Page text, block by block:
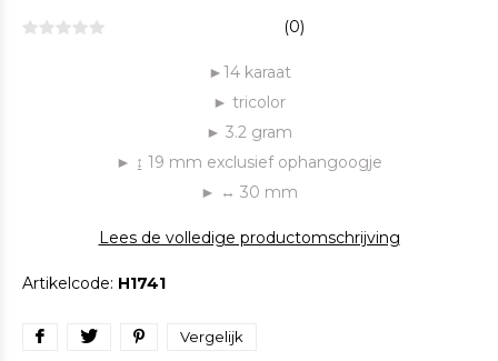
(0)
►14 karaat
► tricolor
► 3.2 gram
► ↨ 19 mm exclusief ophangoogje
► ↔ 30 mm
Lees de volledige productomschrijving
Artikelcode: H1741
Vergelijk